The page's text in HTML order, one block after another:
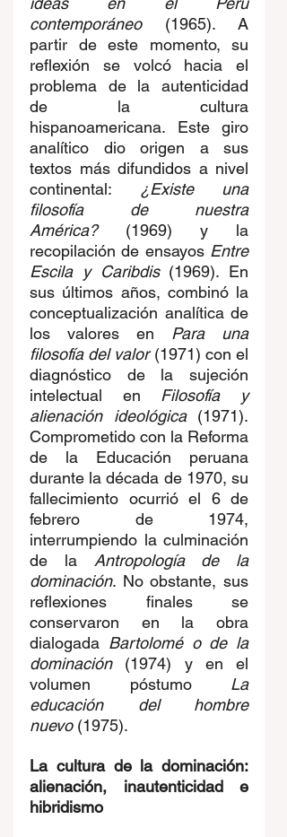
contemporáneo (1965). A
partir de este momento, su
reflexión se volcó hacia el
problema de la autenticidad
de la cultura
hispanoamericana. Este giro
analítico dio origen a sus
textos más difundidos a nivel
continental: ¿Existe una
filosofía de nuestra
América? (1969) y la
recopilación de ensayos Entre
Escila y Caribdis (1969). En
sus últimos años, combinó la
conceptualización analítica de
los valores en Para una
filosofía del valor (1971) con el
diagnóstico de la sujeción
intelectual en Filosofía y
alienación ideológica (1971).
Comprometido con la Reforma
de la Educación peruana
durante la década de 1970, su
fallecimiento ocurrió el 6 de
febrero de 1974,
interrumpiendo la culminación
de la Antropología de la
dominación. No obstante, sus
reflexiones finales se
conservaron en la obra
dialogada Bartolomé o de la
dominación (1974) y en el
volumen póstumo La
educación del hombre
nuevo (1975).
La cultura de la dominación:
alienación, inautenticidad e
hibridismo